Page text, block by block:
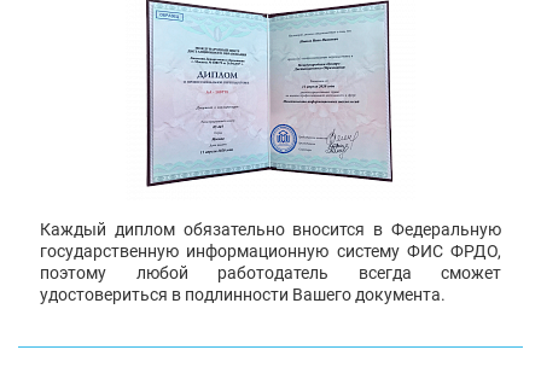
Каждый диплом обязательно вносится в Федеральную
государственную информационную систему ФИС ФРДО,
поэтому любой работодатель всегда сможет
удостовериться в подлинности Вашего документа.